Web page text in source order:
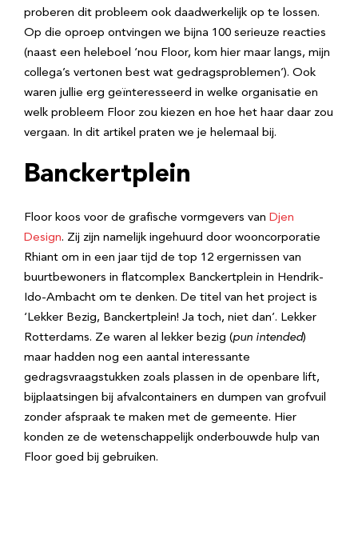
proberen dit probleem ook daadwerkelijk op te lossen.
Op die oproep ontvingen we bijna 100 serieuze reacties
(naast een heleboel ‘nou Floor, kom hier maar langs, mijn
collega’s vertonen best wat gedragsproblemen’). Ook
waren jullie erg geïnteresseerd in welke organisatie en
welk probleem Floor zou kiezen en hoe het haar daar zou
vergaan. In dit artikel praten we je helemaal bij.
Banckertplein
Floor koos voor de grafische vormgevers van Djen
Design. Zij zijn namelijk ingehuurd door wooncorporatie
Rhiant om in een jaar tijd de top 12 ergernissen van
buurtbewoners in flatcomplex Banckertplein in Hendrik-
Ido-Ambacht om te denken. De titel van het project is
‘Lekker Bezig, Banckertplein! Ja toch, niet dan’. Lekker
Rotterdams. Ze waren al lekker bezig (pun intended)
maar hadden nog een aantal interessante
gedragsvraagstukken zoals plassen in de openbare lift,
bijplaatsingen bij afvalcontainers en dumpen van grofvuil
zonder afspraak te maken met de gemeente. Hier
konden ze de wetenschappelijk onderbouwde hulp van
Floor goed bij gebruiken.